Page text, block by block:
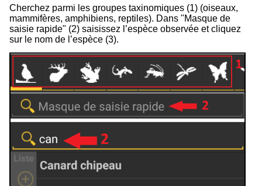
Cherchez parmi les groupes taxinomiques (1) (oiseaux,
mammifères, amphibiens, reptiles). Dans "Masque de
saisie rapide" (2) saisissez l’espèce observée et cliquez
sur le nom de l’espèce (3).